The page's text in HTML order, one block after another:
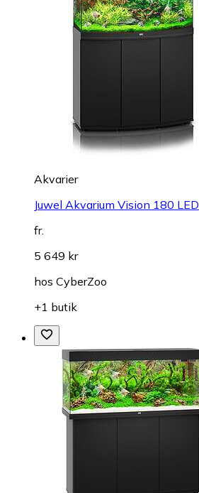
Akvarier
Juwel Akvarium Vision 180 LED
fr.
5 649 kr
hos CyberZoo
+1 butik